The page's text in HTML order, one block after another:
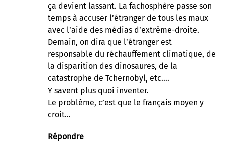
ça devient lassant. La fachosphère passe son
temps à accuser l’étranger de tous les maux
avec l’aide des médias d’extrême-droite.
Demain, on dira que l’étranger est
responsable du réchauffement climatique, de
la disparition des dinosaures, de la
catastrophe de Tchernobyl, etc….
Y savent plus quoi inventer.
Le problème, c’est que le français moyen y
croit…
Répondre